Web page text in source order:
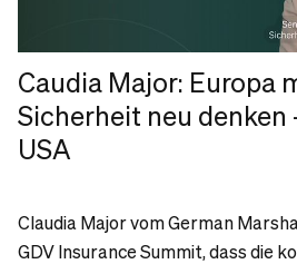
Caudia Major: Europa
Sicherheit neu denken
USA
Claudia Major vom German
GDV Insurance Summit, dass die